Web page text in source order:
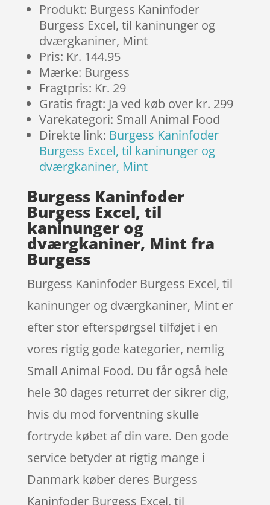
Produkt: Burgess Kaninfoder
Burgess Excel, til kaninunger og
dværgkaniner, Mint
Pris: Kr. 144.95
Mærke: Burgess
Fragtpris: Kr. 29
Gratis fragt: Ja ved køb over kr. 299
Varekategori: Small Animal Food
Direkte link: Burgess Kaninfoder
Burgess Excel, til kaninunger og
dværgkaniner, Mint
Burgess Kaninfoder
Burgess Excel, til
kaninunger og
dværgkaniner, Mint fra
Burgess
Burgess Kaninfoder Burgess Excel, til
kaninunger og dværgkaniner, Mint er
efter stor efterspørgsel tilføjet i en
vores rigtig gode kategorier, nemlig
Small Animal Food. Du får også hele
hele 30 dages returret der sikrer dig,
hvis du mod forventning skulle
fortryde købet af din vare. Den gode
service betyder at rigtig mange i
Danmark køber deres Burgess
Kaninfoder Burgess Excel, til